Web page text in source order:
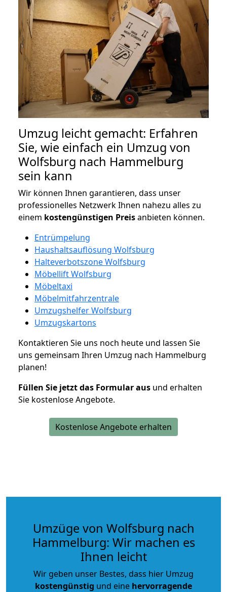
Umzug leicht gemacht: Erfahren
Sie, wie einfach ein Umzug von
Wolfsburg nach Hammelburg
sein kann
Wir können Ihnen garantieren, dass unser
professionelles Netzwerk Ihnen nahezu alles zu
einem kostengünstigen Preisanbieten können.
Entrümpelung
Haushaltsauflösung Wolfsburg
Halteverbotszone Wolfsburg
Möbellift Wolfsburg
Möbeltaxi
Möbelmitfahrzentrale
Umzugshelfer Wolfsburg
Umzugskartons
Kontaktieren Sie uns noch heute und lassen Sie
uns gemeinsam Ihren Umzug nach Hammelburg
planen!
Füllen Sie jetzt das Formular aus und erhalten
Sie kostenlose Angebote.
Kostenlose Angebote erhalten
Umzüge von Wolfsburg nach
Hammelburg: Wir machen es
Ihnen leicht
Wir geben unser Bestes, dass hier Umzug
kostengünstig und eine hervorragende